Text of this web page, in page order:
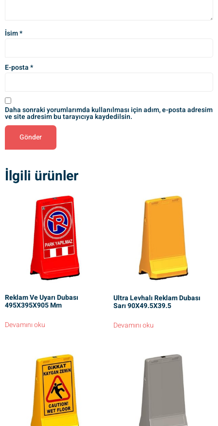
İsim*
E-posta*
Daha sonraki yorumlarımda kullanılması için adım, e-posta adresim
ve site adresim bu tarayıcıya kaydedilsin.
İlgili ürünler
Reklam Ve Uyarı Dubası
495X395X905 Mm
Devamını oku
Ultra Levhalı Reklam Dubası
Sarı 90X49.5X39.5
Devamını oku